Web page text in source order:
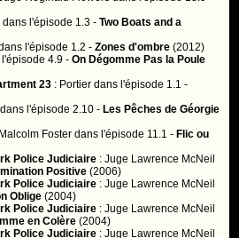
dans l'épisode 1.3 -Two Boats and a
l'épisode 1.2 -Zones d'ombre (2012)
l'épisode 4.9 -On Dégomme Pas la Poule
23 : Portier dans l'épisode 1.1 -
dans l'épisode 2.10 - Les Pêches de Géorgie
Malcolm Foster dans l'épisode 11.1 - Flic ou
Police Judiciaire :Juge Lawrence McNeil
Positive (2006)
Police Judiciaire :Juge Lawrence McNeil
Oblige (2004)
Police Judiciaire :Juge Lawrence McNeil
en Colère (2004)
Police Judiciaire :Juge Lawrence McNeil